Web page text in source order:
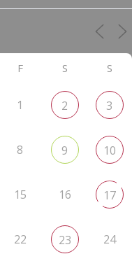
F S S
1 2 3
8 9 10
15 16 17
22 23 24